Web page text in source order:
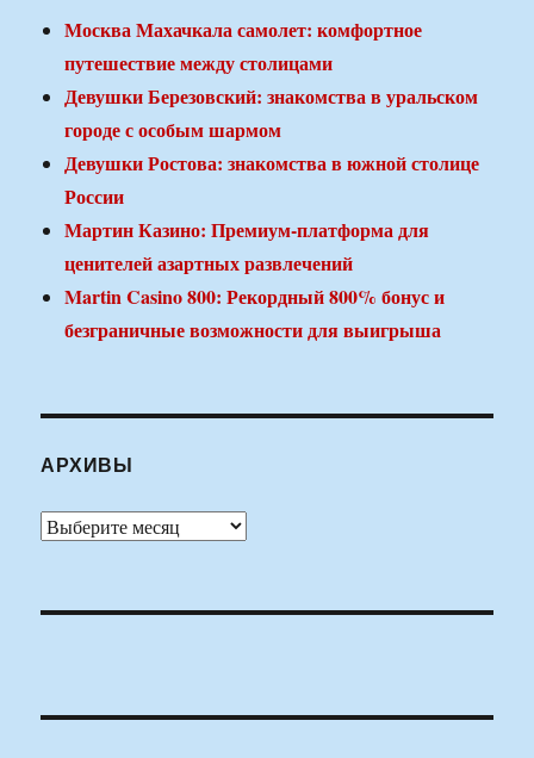
Москва Махачкала самолет: комфортное
путешествие между столицами
Девушки Березовский: знакомства в уральском
городе с особым шармом
Девушки Ростова: знакомства в южной столице
России
Мартин Казино: Премиум-платформа для
ценителей азартных развлечений
Martin Casino 800: Рекордный 800% бонус и
безграничные возможности для выигрыша
АРХИВЫ
Архивы